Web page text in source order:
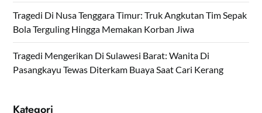
Tragedi Di Nusa Tenggara Timur: Truk Angkutan Tim Sepak
Bola Terguling Hingga Memakan Korban Jiwa
Tragedi Mengerikan Di Sulawesi Barat: Wanita Di
Pasangkayu Tewas Diterkam Buaya Saat Cari Kerang
Kategori